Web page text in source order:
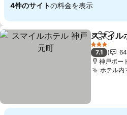
4件のサイトの料金を表示
シェアお気
スマイル
3 ホテルのラ
7.1
神戸ポー
ホテル内